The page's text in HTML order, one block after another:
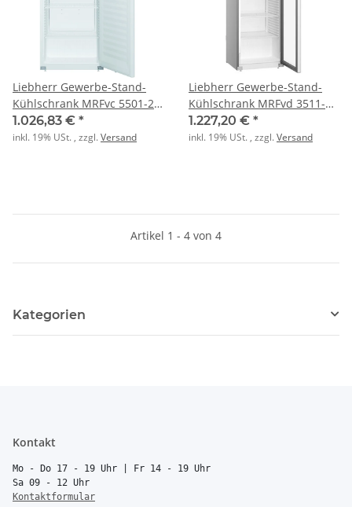
Liebherr Gewerbe-Stand-
Kühlschrank MRFvc 5501-20
001 ventiliert
1.026,83 € *
inkl. 19% USt. , zzgl.Versand
Liebherr Gewerbe-Stand-
Kühlschrank MRFvd 3511-20
001 ventiliert
1.227,20 € *
inkl. 19% USt. , zzgl.Versand
Artikel 1 - 4 von 4
Kategorien
Kontakt
Mo - Do 17 - 19 Uhr | Fr 14 - 19 Uhr
Sa 09 - 12 Uhr
Kontaktformular